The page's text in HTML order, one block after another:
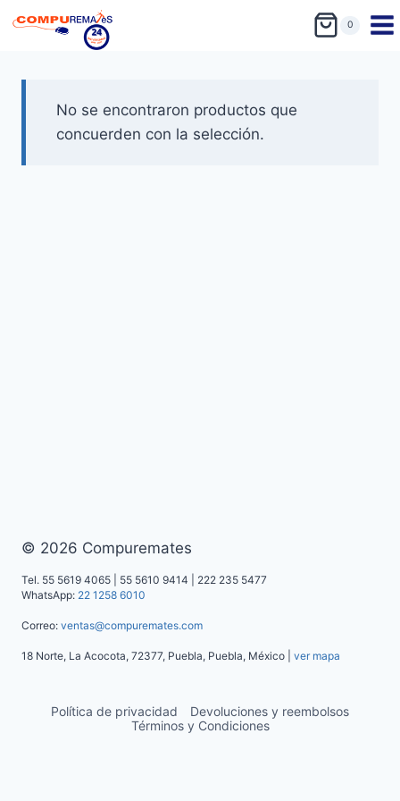
0
No se encontraron productos que
concuerden con la selección.
© 2026 Compuremates
Tel. 55 5619 4065 | 55 5610 9414 | 222 235 5477
WhatsApp: 22 1258 6010
Correo: ventas@compuremates.com
18 Norte, La Acocota, 72377, Puebla, Puebla, México | ver mapa
Política de privacidad
Devoluciones y reembolsos
Términos y Condiciones